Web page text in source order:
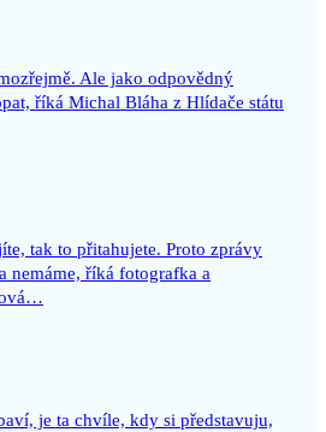
Ale jako odpovědný
říká Michal Bláha z Hlídače státu
tak to přitahujete. Proto zprávy
nemáme, říká fotografka a
je ta chvíle, kdy si představuju,